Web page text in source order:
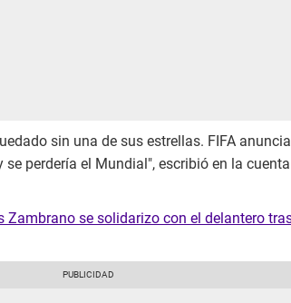
sin una de sus estrellas. FIFA
perdería el Mundial", escribió en la
Zambrano se solidarizo con el delantero